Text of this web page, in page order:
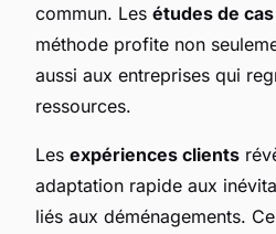
commun. Les études de cas
méthode profite non
aussi aux entreprises qui
ressources.
Les expériences clients
adaptation rapide aux
liés aux déménagements.